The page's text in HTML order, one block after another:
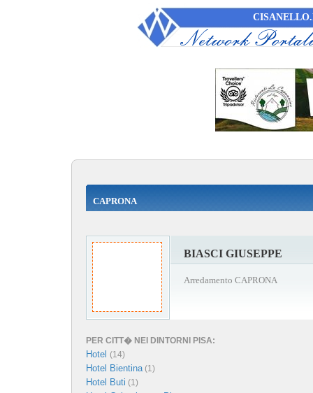
CAPRONA
BIASCI GIUSEPPE
Arredamento CAPRONA
PER CITT� NEI DINTORNI PISA:
Hotel (14)
Hotel Bientina(1)
Hotel Buti (1)